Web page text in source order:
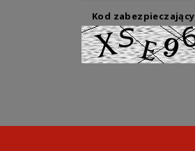
Kod zabezpieczający